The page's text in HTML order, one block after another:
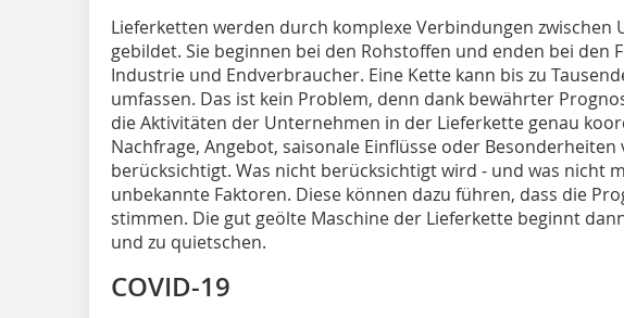
Lieferketten werden durch komplexe Verbindungen zwischen
gebildet. Sie beginnen bei den Rohstoffen und enden bei den
Industrie und Endverbraucher. Eine Kette kann bis zu
umfassen. Das ist kein Problem, denn dank bewährter
die Aktivitäten der Unternehmen in der Lieferkette genau
Nachfrage, Angebot, saisonale Einflüsse oder Besonderheiten
berücksichtigt. Was nicht berücksichtigt wird - und was nicht
unbekannte Faktoren. Diese können dazu führen, dass die
stimmen. Die gut geölte Maschine der Lieferkette beginnt
und zu quietschen.
COVID-19